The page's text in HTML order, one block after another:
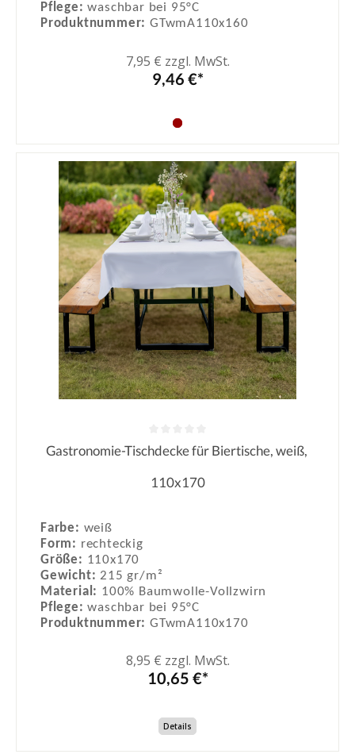
Pflege:waschbar bei 95°C
Produktnummer: GTwmA110x160
7,95 € zzgl. MwSt.
9,46 €*
Durchschnittliche Bewertung von 0
Gastronomie-Tischdecke für Biertische, weiß,
110x170
Farbe: weiß
Form: rechteckig
Größe: 110x170
Gewicht:215 gr/m²
Material: 100% Baumwolle-Vollzwirn
Pflege:waschbar bei 95°C
Produktnummer: GTwmA110x170
8,95 € zzgl. MwSt.
10,65 €*
Details